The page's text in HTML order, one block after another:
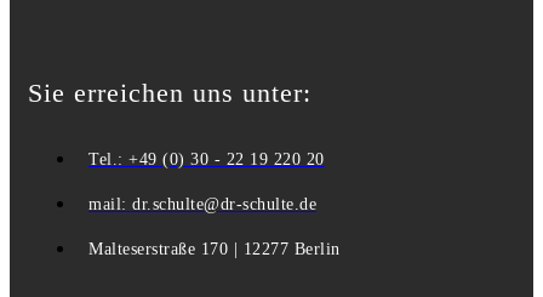
Sie erreichen uns unter:
Tel.: +49 (0) 30 - 22 19 220 20
mail: dr.schulte@dr-schulte.de
Malteserstraße 170 | 12277 Berlin